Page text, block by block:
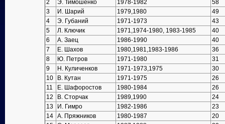
2
Э. Тимошенко 1978-1982
58
3
И. Шарий 1979,1980
49
4
Э. Губаний 1971-1973
43
5
Л. Ключик 1971,1974-1980, 1983-1985
40
6
А. Заец 1986-1990
40
7
Е. Шахов 1980,1981,1983-1986
36
8
Ю. Петров 1971-1980
31
9
Н. Куличенков 1971-1973,1975
30
10
В. Кутан 1971-1975
26
11
Е. Шафоростов 1980-1984
26
12
В. Сторчак 1989,1990
24
13
И. Гимро 1982-1986
23
14 А. Пряжников 1980-1987
20